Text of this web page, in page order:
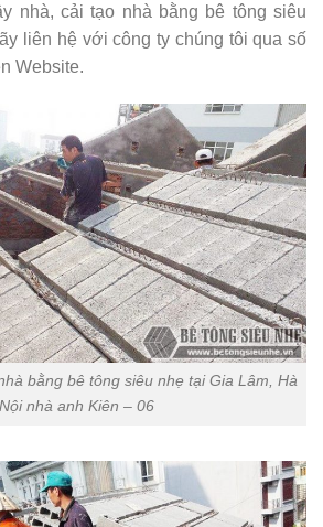
nhà, cải tạo nhà bằng bê tông siêu
liên hệ với công ty chúng tôi qua số
Website.
bằng bê tông siêu nhẹ tại Gia Lâm, Hà
Nội nhà anh Kiên – 06